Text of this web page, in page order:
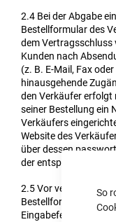
So
2.4 Bei der Abgabe
Bestellformular des
dem Vertragsschluss
Kunden nach
(z. B. E-Mail, Fax
hinausgehende
den Verkäufer erfolgt
seiner Bestellung ein
Verkäufers
Website des
über dessen
der entsprechenden
2.5Vor verbindlicher
Bestellformular des
Eingabefehler durch